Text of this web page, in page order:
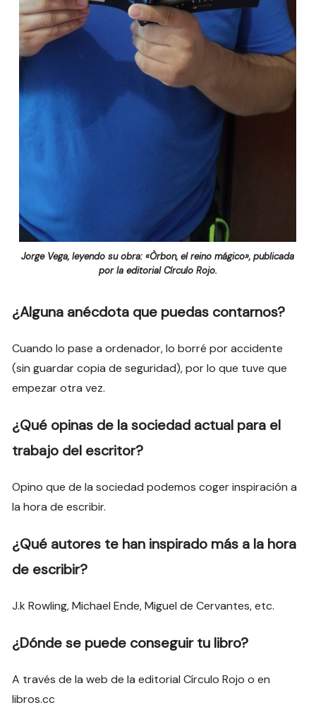
Jorge Vega, leyendo su obra: «Òrbon, el reino mágico», publicada
por la editorial Círculo Rojo.
¿Alguna anécdota que puedas contarnos?
Cuando lo pase a ordenador, lo borré por accidente
(sin guardar copia de seguridad), por lo que tuve que
empezar otra vez.
¿Qué opinas de la sociedad actual para el
trabajo del escritor?
Opino que de la sociedad podemos coger inspiración a
la hora de escribir.
¿Qué autores te han inspirado más a la hora
de escribir?
J.k Rowling, Michael Ende, Miguel de Cervantes, etc.
¿Dónde se puede conseguir tu libro?
A través de la web de la editorial Círculo Rojo o en
libros.cc